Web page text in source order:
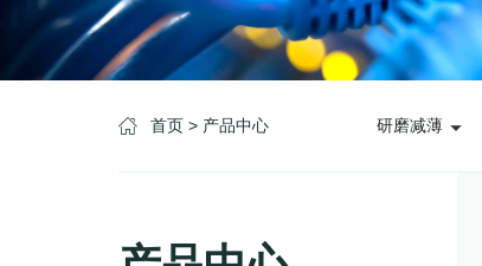
首页 > 产品中心 研磨减薄